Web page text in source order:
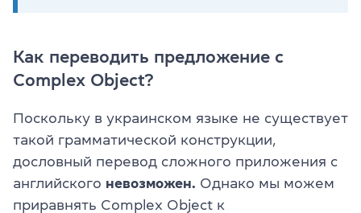
Как переводить предложение с
Complex Object?
Поскольку в украинском языке не существует
такой грамматической конструкции,
дословный перевод сложного приложения с
английского невозможен. Однако мы можем
приравнять Complex Object к